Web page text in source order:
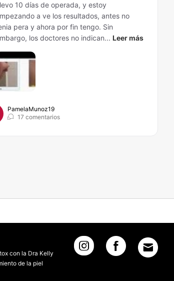
10 días de operada, y estoy
a ve los resultados, antes no
pera y ahora por fin tengo. Sin
los doctores no indican... Leer más
PamelaMunoz19
17 comentarios
con la Dra Kelly
de la piel